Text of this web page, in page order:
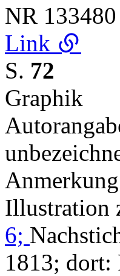
NR 133480
Link
S. 72
Graphik
Anmerkung
Illustration
6;
1813; dort: